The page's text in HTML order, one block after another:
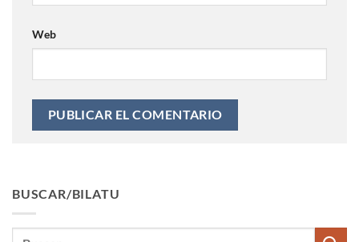
Web
BUSCAR/BILATU